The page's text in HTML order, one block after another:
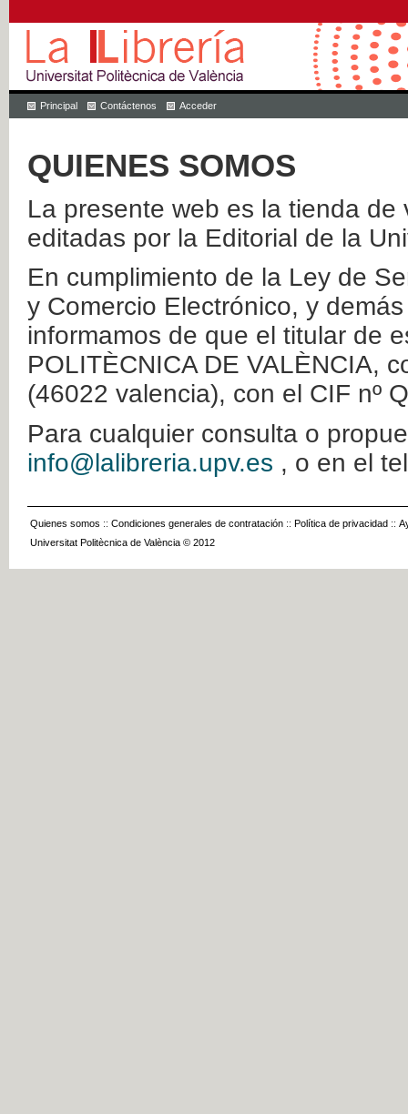
Principal Contáctenos Acceder
QUIENES SOMOS
La presente web es la tienda
editadas por la Editorial de la
En cumplimiento de la Ley de
y Comercio Electrónico, y
informamos de que el titular de
POLITÈCNICA DE VALÈNCIA,
(46022 valencia), con el CIF nº
Para cualquier consulta o
info@lalibreria.upv.es , o en el
Quienes somos :: Condiciones generales de contratación :: Política de privacidad ::
Universitat Politècnica de València © 2012